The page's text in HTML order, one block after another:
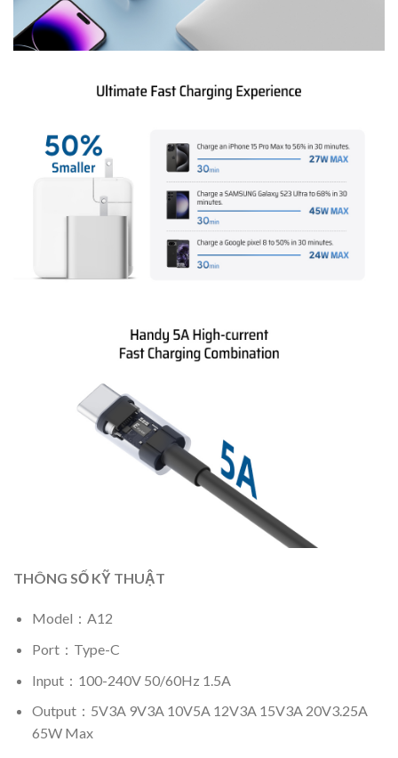
THÔNG SỐ KỸ THUẬT
Model：A12
Port：Type-C
Input：100-240V 50/60Hz 1.5A
Output：5V3A 9V3A 10V5A 12V3A 15V3A 20V3.25A
65W Max